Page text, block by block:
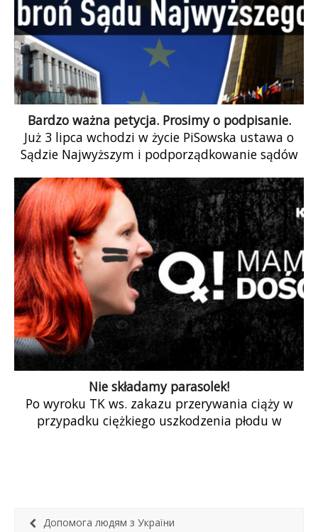
Bardzo ważna petycja. Prosimy o podpisanie.
Już 3 lipca wchodzi w życie PiSowska ustawa o
Sądzie Najwyższym i podporządkowanie sądów
Nie składamy parasolek!
Po wyroku TK ws. zakazu przerywania ciąży w
przypadku ciężkiego uszkodzenia płodu w
Допомога людям з України